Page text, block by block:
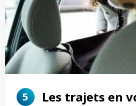
5 Les trajets en